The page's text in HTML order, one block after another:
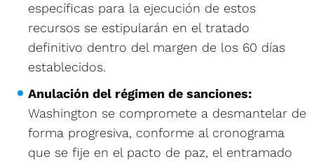
específicas para la ejecución de estos
recursos se estipularán en el tratado
definitivo dentro del margen de los 60 días
establecidos.
Anulación del régimen de sanciones:
Washington se compromete a desmantelar de
forma progresiva, conforme al cronograma
que se fije en el pacto de paz, el entramado